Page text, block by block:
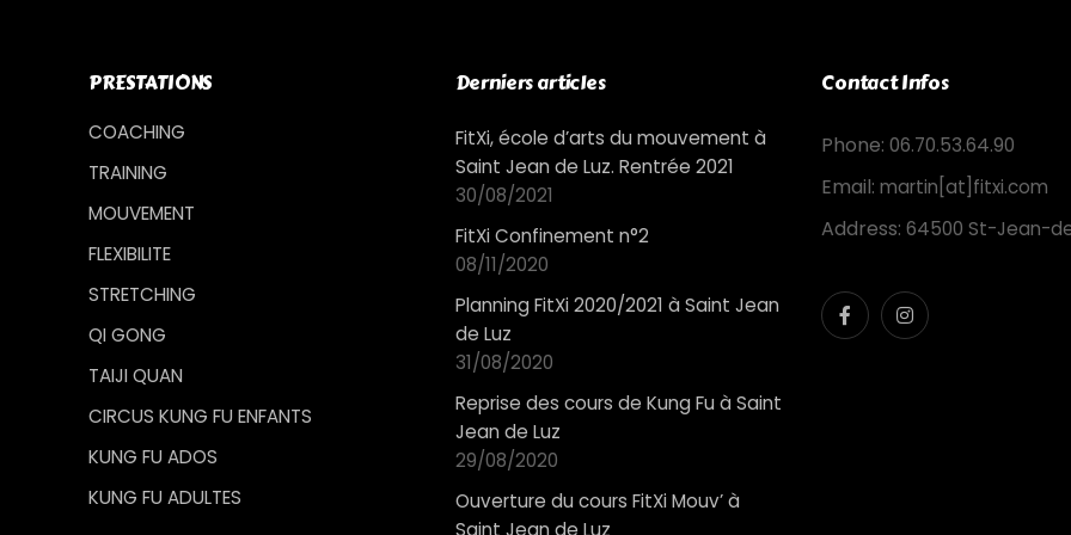
PRESTATIONS
COACHING
TRAINING
MOUVEMENT
FLEXIBILITE
STRETCHING
QI GONG
TAIJI QUAN
CIRCUS KUNG FU ENFANTS
KUNG FU ADOS
KUNG FU ADULTES
Derniers articles
FitXi, école d’arts du mouvement à
Saint Jean de Luz. Rentrée 2021
30/08/2021
FitXi Confinement n°2
08/11/2020
Planning FitXi 2020/2021 à Saint Jean
de Luz
31/08/2020
Reprise des cours de Kung Fu à Saint
Jean de Luz
29/08/2020
Ouverture du cours FitXi Mouv’ à
Saint Jean de Luz
Contact Infos
Phone: 06.70.53.64.90
Email: martin[at]fitxi.com
Address: 64500 St-Jean-